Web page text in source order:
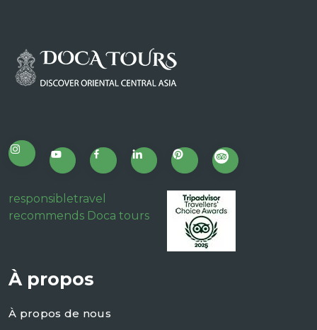
responsibletravel
recommends Doca tours
À propos
À propos de nous